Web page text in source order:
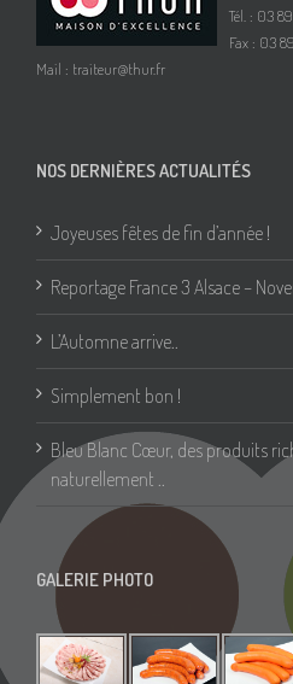
Tél. : 03
Fax : 03
Mail : traiteur@thur.fr
NOS DERNIÈRES ACTUALITÉS
Joyeuses fêtes de fin d’année !
Reportage France 3 Alsace –
L’Automne arrive..
Simplement bon !
Bleu Blanc Cœur, des produits
naturellement ..
GALERIE PHOTO